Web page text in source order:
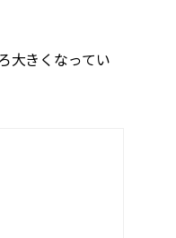
大きくなってい